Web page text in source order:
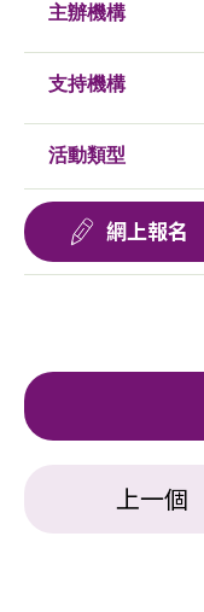
主辦機構
支持機構
活動類型
網上報名
上一個